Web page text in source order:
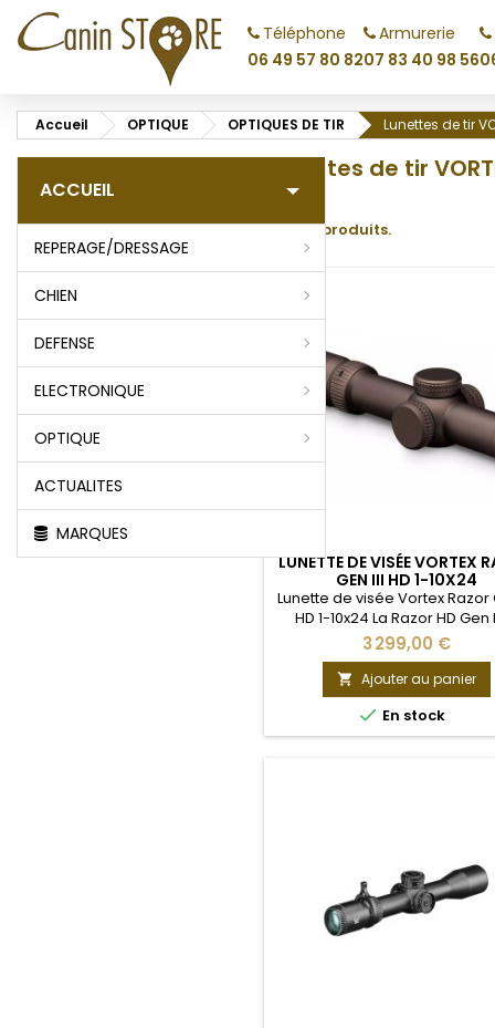
Téléphone
06 49 57 80 82
Armurerie
07 83 40 98 56
Accueil OPTIQUE OPTIQUES DE TIR Lunettes de tir
ACCUEIL
REPERAGE/DRESSAGE
CHIEN
DEFENSE
ELECTRONIQUE
OPTIQUE
ACTUALITES
MARQUES
Lunettes de tir
Il y a 19 produits.
LUNETTE DE VISÉE VORTEX
GEN III HD 1-10X24
Lunette de visée Vortex Razor
HD 1-10x24 La Razor HD Gen
10x24, dernier ajout à notre
assortiment Razor HD,
performance de premier
focalisation à courte distance
ceux qui recherchent la
d'un grossissement de 10x.
3 299,00 €
 Ajouter au panier
 En stock
add_circle_outline